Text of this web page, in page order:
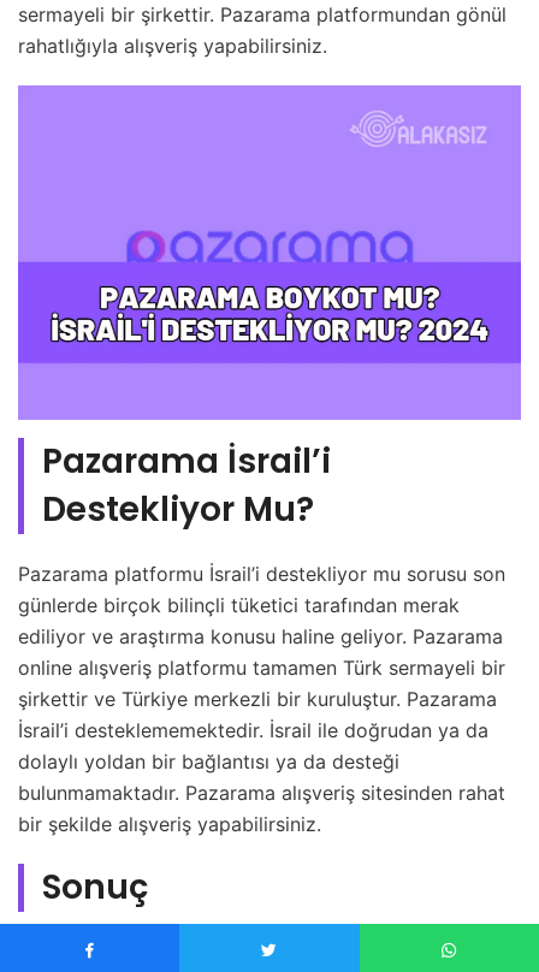
sermayeli bir şirkettir. Pazarama platformundan gönül
rahatlığıyla alışveriş yapabilirsiniz.
Pazarama İsrail’i
Destekliyor Mu?
Pazarama platformu İsrail’i destekliyor mu sorusu son
günlerde birçok bilinçli tüketici tarafından merak
ediliyor ve araştırma konusu haline geliyor. Pazarama
online alışveriş platformu tamamen Türk sermayeli bir
şirkettir ve Türkiye merkezli bir kuruluştur. Pazarama
İsrail’i desteklememektedir. İsrail ile doğrudan ya da
dolaylı yoldan bir bağlantısı ya da desteği
bulunmamaktadır. Pazarama alışveriş sitesinden rahat
bir şekilde alışveriş yapabilirsiniz.
Sonuç
Özet geçmek gerekirse son zamanlarda birçok kişi